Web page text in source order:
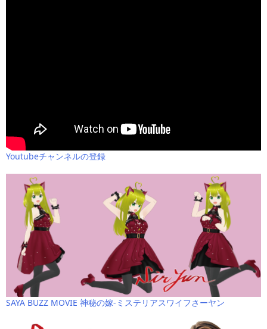
Youtubeチャンネルの登録
SAYA BUZZ MOVIE 神秘の嫁-ミステリアスワイフさーヤン